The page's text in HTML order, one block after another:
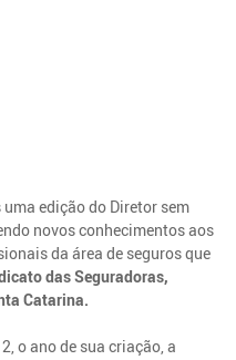
edição do Diretor sem
novos conhecimentos aos
da área de seguros que
das Seguradoras,
Catarina.
o ano de sua criação, a